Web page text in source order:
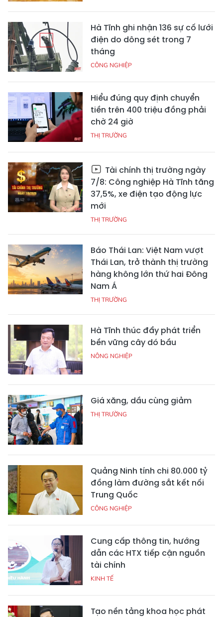
Hà Tĩnh ghi nhận 136 sự cố lưới
điện do dông sét trong 7
tháng
CÔNG NGHIỆP
Hiểu đúng quy định chuyển
tiền trên 400 triệu đồng phải
chờ 24 giờ
THỊ TRƯỜNG
Tài chính thị trường ngày
7/8: Công nghiệp Hà Tĩnh tăng
37,5%, xe điện tạo động lực
mới
THỊ TRƯỜNG
Báo Thái Lan: Việt Nam vượt
Thái Lan, trở thành thị trường
hàng không lớn thứ hai Đông
Nam Á
THỊ TRƯỜNG
Hà Tĩnh thúc đẩy phát triển
bền vững cây dó bầu
NÔNG NGHIỆP
Giá xăng, dầu cùng giảm
THỊ TRƯỜNG
Quảng Ninh tính chi 80.000 tỷ
đồng làm đường sắt kết nối
Trung Quốc
CÔNG NGHIỆP
Cung cấp thông tin, hướng
dẫn các HTX tiếp cận nguồn
tài chính
KINH TẾ
Tạo nền tảng khoa học phát